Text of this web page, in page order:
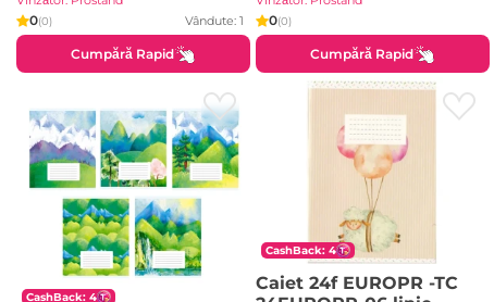
0(0) Vândute: 1
Cumpără Rapid
0(0)
Cumpără Rapid
CashBack: 4
CashBack: 4
Caiet 24f EUROPR -TC